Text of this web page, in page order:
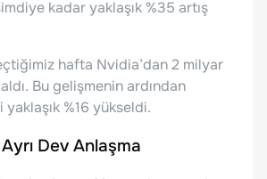
kadar yaklaşık %35 artış
hafta Nvidia’dan 2 milyar
Bu gelişmenin ardından
%16 yükseldi.
Dev Anlaşma